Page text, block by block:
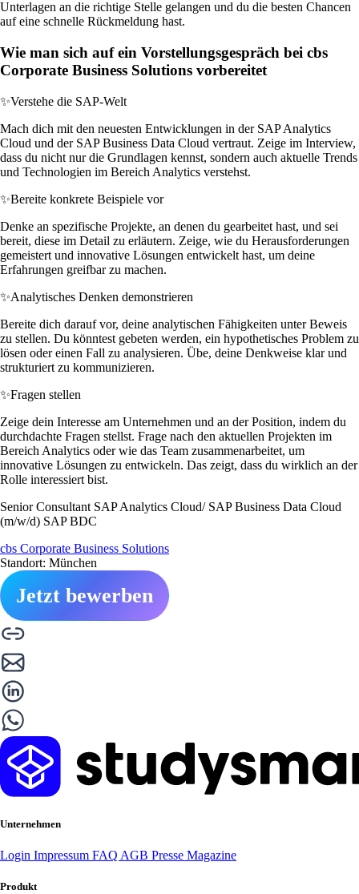
Unterlagen an die richtige Stelle gelangen und du die besten Chancen
auf eine schnelle Rückmeldung hast.
Wie man sich auf ein Vorstellungsgespräch bei cbs
Corporate Business Solutions vorbereitet
✨Verstehe die SAP-Welt
Mach dich mit den neuesten Entwicklungen in der SAP Analytics
Cloud und der SAP Business Data Cloud vertraut. Zeige im Interview,
dass du nicht nur die Grundlagen kennst, sondern auch aktuelle Trends
und Technologien im Bereich Analytics verstehst.
✨Bereite konkrete Beispiele vor
Denke an spezifische Projekte, an denen du gearbeitet hast, und sei
bereit, diese im Detail zu erläutern. Zeige, wie du Herausforderungen
gemeistert und innovative Lösungen entwickelt hast, um deine
Erfahrungen greifbar zu machen.
✨Analytisches Denken demonstrieren
Bereite dich darauf vor, deine analytischen Fähigkeiten unter Beweis
zu stellen. Du könntest gebeten werden, ein hypothetisches Problem zu
lösen oder einen Fall zu analysieren. Übe, deine Denkweise klar und
strukturiert zu kommunizieren.
✨Fragen stellen
Zeige dein Interesse am Unternehmen und an der Position, indem du
durchdachte Fragen stellst. Frage nach den aktuellen Projekten im
Bereich Analytics oder wie das Team zusammenarbeitet, um
innovative Lösungen zu entwickeln. Das zeigt, dass du wirklich an der
Rolle interessiert bist.
Senior Consultant SAP Analytics Cloud/ SAP Business Data Cloud
(m/w/d) SAP BDC
cbs Corporate Business Solutions
Standort: München
Jetzt bewerben
Unternehmen
Login Impressum FAQ AGB Presse Magazine
Produkt